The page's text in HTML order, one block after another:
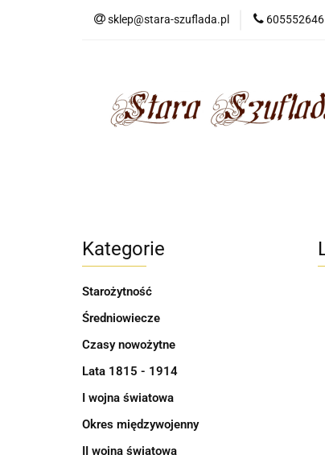
sklep@stara-szuflada.pl 605552646
NOWOŚCI
Kategorie
Starożytność
Średniowiecze
Czasy nowożytne
Lata 1815 - 1914
I wojna światowa
Okres międzywojenny
II wojna światowa